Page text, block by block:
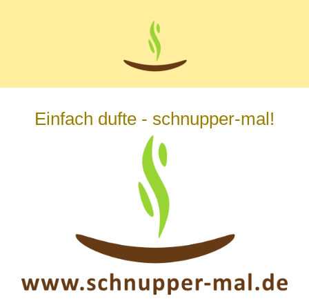
Einfach dufte - schnupper-mal!